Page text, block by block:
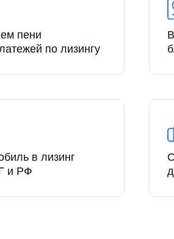
пени
по лизингу
в лизинг
и РФ